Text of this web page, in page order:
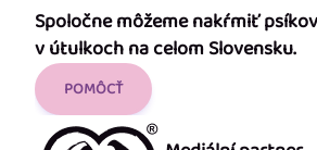
Spoločne môžeme nakŕmiť
v útulkoch na celom Slovensku.
POMÔCŤ